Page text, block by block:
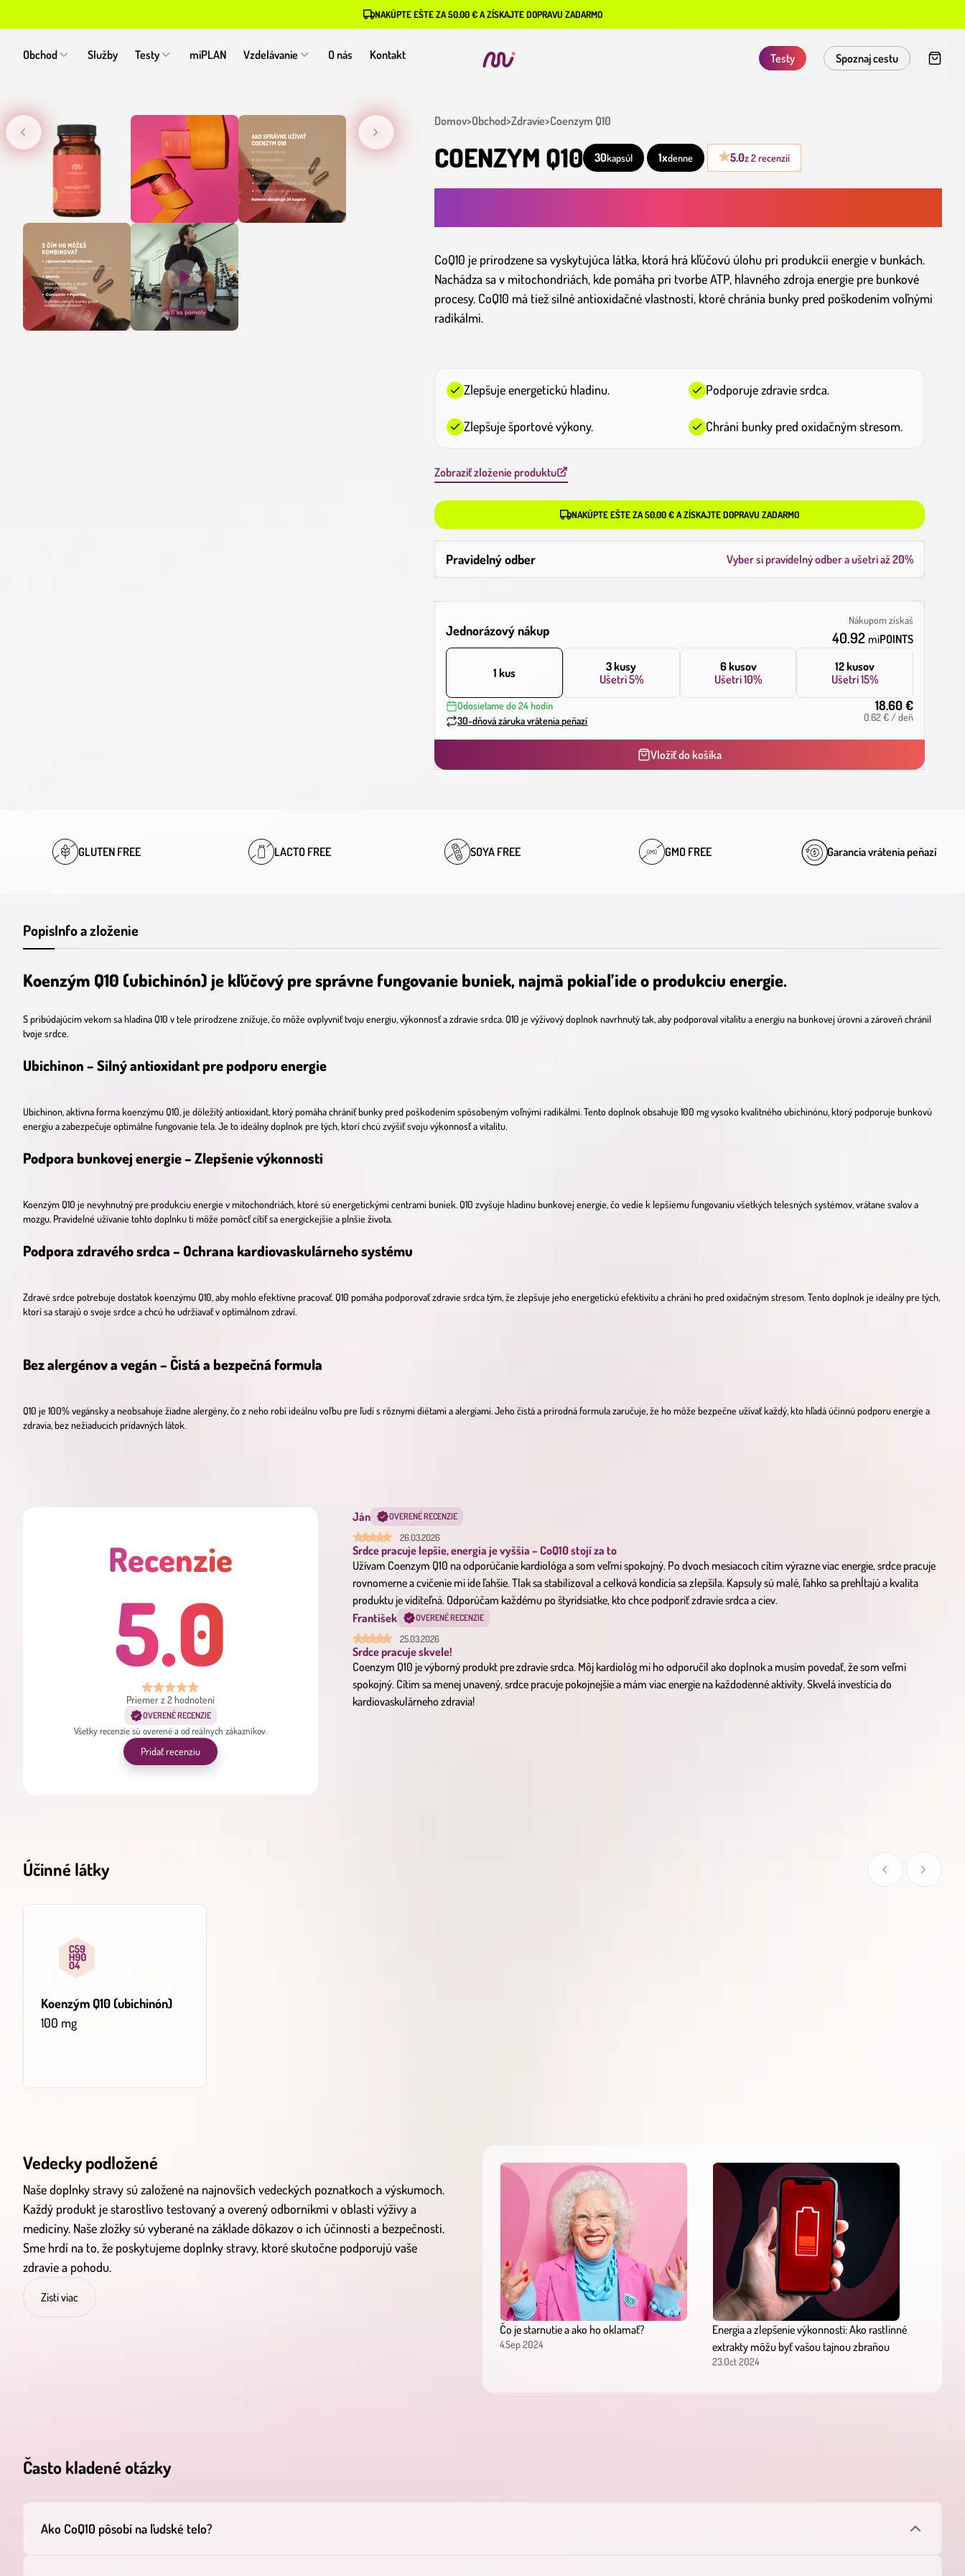
NAKÚPTE EŠTE ZA 50.00 € A ZÍSKAJTE DOPRAVU ZADARMO
Obchod Služby Testy miPLAN Vzdelávanie O nás Kontakt Testy Spoznaj cestu
Domov>Obchod>Zdravie>Coenzym Q10
COENZYM Q10 30kapsúl 1xdenne 5.0z 2 recenzií
CoQ10 je prirodzene sa vyskytujúca látka, ktorá hrá kľúčovú úlohu pri produkcii energie v bunkách.
Nachádza sa v mitochondriách, kde pomáha pri tvorbe ATP, hlavného zdroja energie pre bunkové
procesy. CoQ10 má tiež silné antioxidačné vlastnosti, ktoré chránia bunky pred poškodením voľnými
radikálmi.
Zlepšuje energetickú hladinu. Podporuje zdravie srdca.
Zlepšuje športové výkony. Chráni bunky pred oxidačným stresom.
Zobraziť zloženie produktu
NAKÚPTE EŠTE ZA 50.00 € A ZÍSKAJTE DOPRAVU ZADARMO
Pravidelný odber Vyber si pravidelný odber a ušetri až20%
Jednorázový nákup
Nákupom získaš
40.92 miPOINTS
1 kus
3 kusy
Ušetri5%
6 kusov
Ušetri10%
12 kusov
Ušetri15%
Odosielame do 24 hodín
30-dňová záruka vrátenia peňazí
18.60€
0.62€/deň
Vložiť do košíka
GLUTEN FREE LACTO FREE SOYA FREE GMO FREE Garancia vrátenia peňazí
PopisInfo a zloženie
Koenzým Q10 (ubichinón) je kľúčový pre správne fungovanie buniek, najmä pokiaľ ide o produkciu energie.
S pribúdajúcim vekom sa hladina Q10 v tele prirodzene znižuje, čo môže ovplyvniť tvoju energiu, výkonnosť a zdravie srdca. Q10 je výživový doplnok navrhnutý tak, aby podporoval vitalitu a energiu na bunkovej úrovni a zároveň chránil
tvoje srdce.
Ubichinon – Silný antioxidant pre podporu energie
Ubichinon, aktívna forma koenzýmu Q10, je dôležitý antioxidant, ktorý pomáha chrániť bunky pred poškodením spôsobeným voľnými radikálmi. Tento doplnok obsahuje 100 mg vysoko kvalitného ubichinónu, ktorý podporuje bunkovú
energiu a zabezpečuje optimálne fungovanie tela. Je to ideálny doplnok pre tých, ktorí chcú zvýšiť svoju výkonnosť a vitalitu.
Podpora bunkovej energie – Zlepšenie výkonnosti
Koenzým Q10 je nevyhnutný pre produkciu energie v mitochondriách, ktoré sú energetickými centrami buniek. Q10 zvyšuje hladinu bunkovej energie, čo vedie k lepšiemu fungovaniu všetkých telesných systémov, vrátane svalov a
mozgu. Pravidelné užívanie tohto doplnku ti môže pomôcť cítiť sa energickejšie a plnšie života.
Podpora zdravého srdca – Ochrana kardiovaskulárneho systému
Zdravé srdce potrebuje dostatok koenzýmu Q10, aby mohlo efektívne pracovať. Q10 pomáha podporovať zdravie srdca tým, že zlepšuje jeho energetickú efektivitu a chráni ho pred oxidačným stresom. Tento doplnok je ideálny pre tých,
ktorí sa starajú o svoje srdce a chcú ho udržiavať v optimálnom zdraví.
Bez alergénov a vegán – Čistá a bezpečná formula
Q10 je 100% vegánsky a neobsahuje žiadne alergény, čo z neho robí ideálnu voľbu pre ľudí s rôznymi diétami a alergiami. Jeho čistá a prírodná formula zaručuje, že ho môže bezpečne užívať každý, kto hľadá účinnú podporu energie a
zdravia, bez nežiaducich prídavných látok.
Recenzie
5.0
Priemer z 2 hodnotení
OVERENÉ RECENZIE
Všetky recenzie sú overené a od reálnych zákazníkov.
Pridať recenziu
Ján OVERENÉ RECENZIE
26.03.2026
Srdce pracuje lepšie, energia je vyššia – CoQ10 stojí za to
Užívam Coenzym Q10 na odporúčanie kardiológa a som veľmi spokojný. Po dvoch mesiacoch cítim výrazne viac energie, srdce pracuje
rovnomerne a cvičenie mi ide ľahšie. Tlak sa stabilizoval a celková kondícia sa zlepšila. Kapsuly sú malé, ľahko sa prehĺtajú a kvalita
produktu je viditeľná. Odporúčam každému po štyridsiatke, kto chce podporiť zdravie srdca a ciev.
František
OVERENÉ RECENZIE
25.03.2026
Srdce pracuje skvele!
Coenzym Q10 je výborný produkt pre zdravie srdca. Môj kardiológ mi ho odporučil ako doplnok a musím povedať, že som veľmi
spokojný. Cítim sa menej unavený, srdce pracuje pokojnejšie a mám viac energie na každodenné aktivity. Skvelá investícia do
kardiovaskulárneho zdravia!
Účinné látky
Koenzým Q10 (ubichinón)
100 mg
Vedecky podložené
Naše doplnky stravy sú založené na najnovších vedeckých poznatkoch a výskumoch.
Každý produkt je starostlivo testovaný a overený odborníkmi v oblasti výživy a
medicíny. Naše zložky sú vyberané na základe dôkazov o ich účinnosti a bezpečnosti.
Sme hrdí na to, že poskytujeme doplnky stravy, ktoré skutočne podporujú vaše
zdravie a pohodu.
Zisti viac
Čo je starnutie a ako ho oklamať?
4.Sep 2024
Energia a zlepšenie výkonnosti: Ako rastlinné
extrakty môžu byť vašou tajnou zbraňou
23.Oct 2024
Často kladené otázky
Ako CoQ10 pôsobí na ľudské telo?